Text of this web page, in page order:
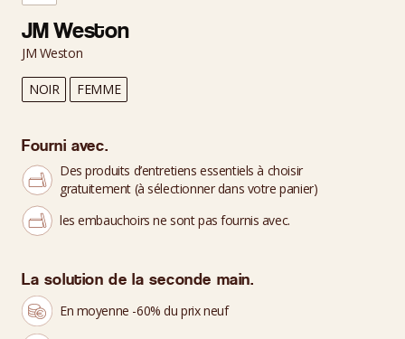
JM Weston
JM Weston
NOIR FEMME
Fourni avec.
Des produits d’entretiens essentiels à choisir
gratuitement (à sélectionner dans votre panier)
les embauchoirs ne sont pas fournis avec.
La solution de la seconde main.
En moyenne -60% du prix neuf